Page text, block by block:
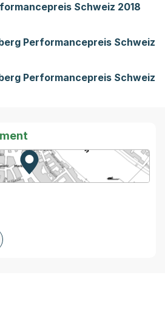
Schweiz 2018
Performancepreis Schweiz
Performancepreis Schweiz
Zur Karte von MapBS.
Externer Link, wird in einem